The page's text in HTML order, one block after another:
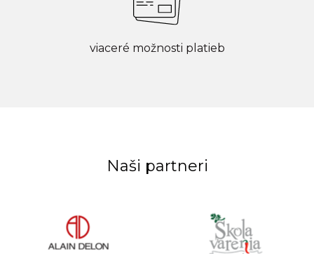
viaceré možnosti platieb
Naši partneri